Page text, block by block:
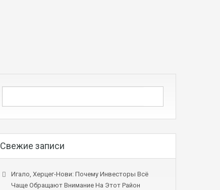
Свежие записи
Игало, Херцег-Нови: Почему Инвесторы Всё
Чаще Обращают Внимание На Этот Район